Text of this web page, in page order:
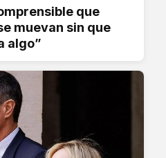
que
muevan sin que
algo”